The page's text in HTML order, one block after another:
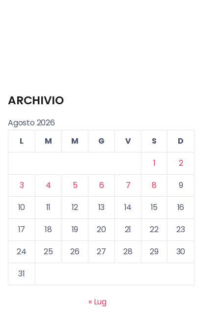
ARCHIVIO
Agosto 2026
L
M M G V S
D
1
2
3
4 5 6 7 8
9
10
11 12 13 14 15
16
17
18 19 20 21 22
23
24
25 26 27 28 29
30
31
« Lug